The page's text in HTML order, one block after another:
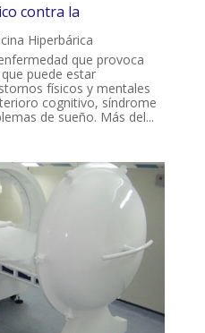
contra la
Hiperbárica
que provoca
puede estar
físicos y mentales
cognitivo, síndrome
de sueño. Más del...